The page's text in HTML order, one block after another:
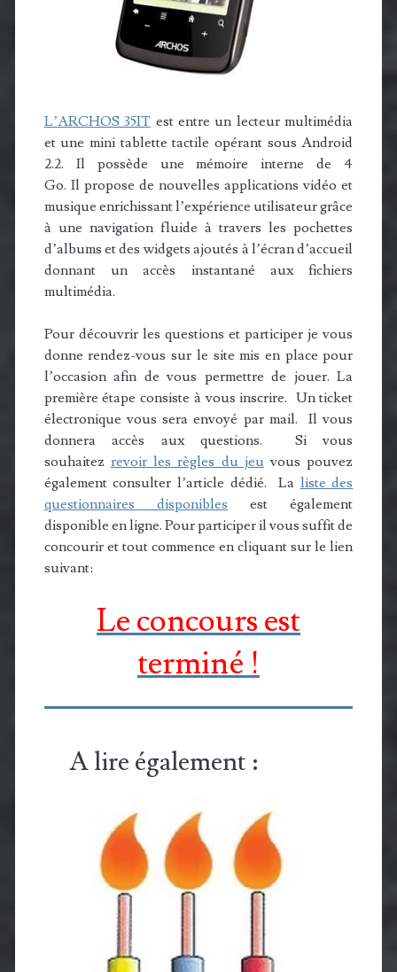
L’ARCHOS 35IT est entre un lecteur multimédia
et une mini tablette tactile opérant sous Android
2.2. Il possède une mémoire interne de 4
Go. Il propose de nouvelles applications vidéo et
musique enrichissant l’expérience utilisateur grâce
à une navigation fluide à travers les pochettes
d’albums et des widgets ajoutés à l’écran d’accueil
donnant un accès instantané aux fichiers
multimédia.
Pour découvrir les questions et participer je vous
donne rendez-vous sur le site mis en place pour
l’occasion afin de vous permettre de jouer. La
première étape consiste à vous inscrire. Un ticket
électronique vous sera envoyé par mail. Il vous
donnera accès aux questions. Si vous
souhaitez revoir les règles du jeuvous pouvez
également consulter l’article dédié. La liste des
questionnaires disponibles est également
disponible en ligne. Pour participer il vous suffit de
concourir et tout commence en cliquant sur le lien
suivant:
Le concours est
terminé !
A lire également :